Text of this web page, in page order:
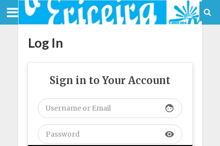
Log In
Sign in to Your Account
face
visibility